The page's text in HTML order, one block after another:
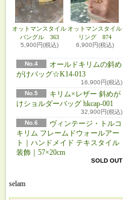
オットマンスタイル
バングル 363
5,900円(税込)
オットマンスタイル
リング 874
6,900円(税込)
No.4
オールドキリムの斜め
がけバッグ☆K14-013
16,900円(税込)
No.5
キリム×レザー 斜めが
けショルダーバッグ hkcap-001
32,900円(税込)
No.6
ヴィンテージ・トルコ
キリム フレームドウォールアー
ト｜ハンドメイド テキスタイル
装飾｜57×20cm
SOLD OUT
selam